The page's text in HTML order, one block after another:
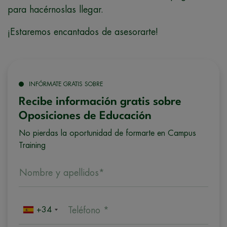
para hacérnoslas llegar.
¡Estaremos encantados de asesorarte!
INFÓRMATE GRATIS SOBRE
Recibe información gratis sobre
Oposiciones de Educación
No pierdas la oportunidad de formarte en Campus
Training
Nombre y apellidos*
+34 Teléfono *